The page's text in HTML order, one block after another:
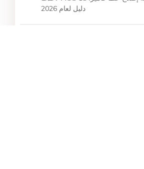
دليل لعام 2026